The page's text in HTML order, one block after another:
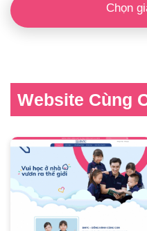
Chọn
Website Cùng